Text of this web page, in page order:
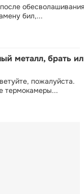
бил,...
металл, брать
пожалуйста.
термокамеры...